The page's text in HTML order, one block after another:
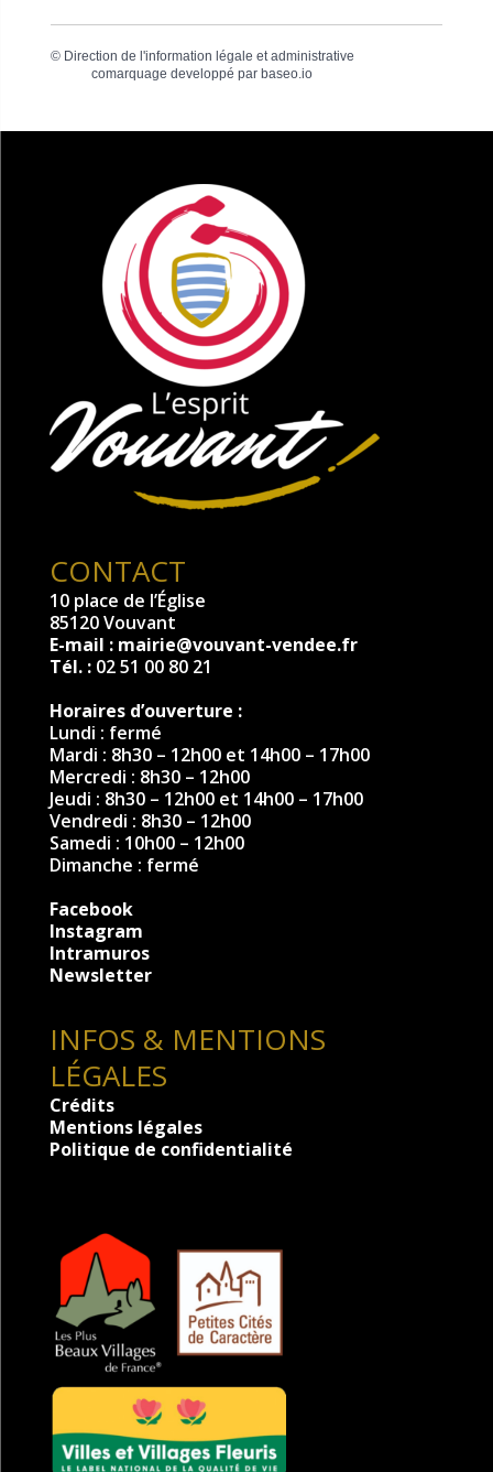
© Direction de l'information légale et administrative
comarquage developpé par baseo.io
CONTACT
10 place de l’Église
85120 Vouvant
E-mail : mairie@vouvant-vendee.fr
Tél. : 02 51 00 80 21
Horaires d’ouverture :
Lundi : fermé
Mardi : 8h30 – 12h00 et 14h00 – 17h00
Mercredi : 8h30 – 12h00
Jeudi : 8h30 – 12h00 et 14h00 – 17h00
Vendredi : 8h30 – 12h00
Samedi : 10h00 – 12h00
Dimanche : fermé
Facebook
Instagram
Intramuros
Newsletter
INFOS & MENTIONS
LÉGALES
Crédits
Mentions légales
Politique de confidentialité